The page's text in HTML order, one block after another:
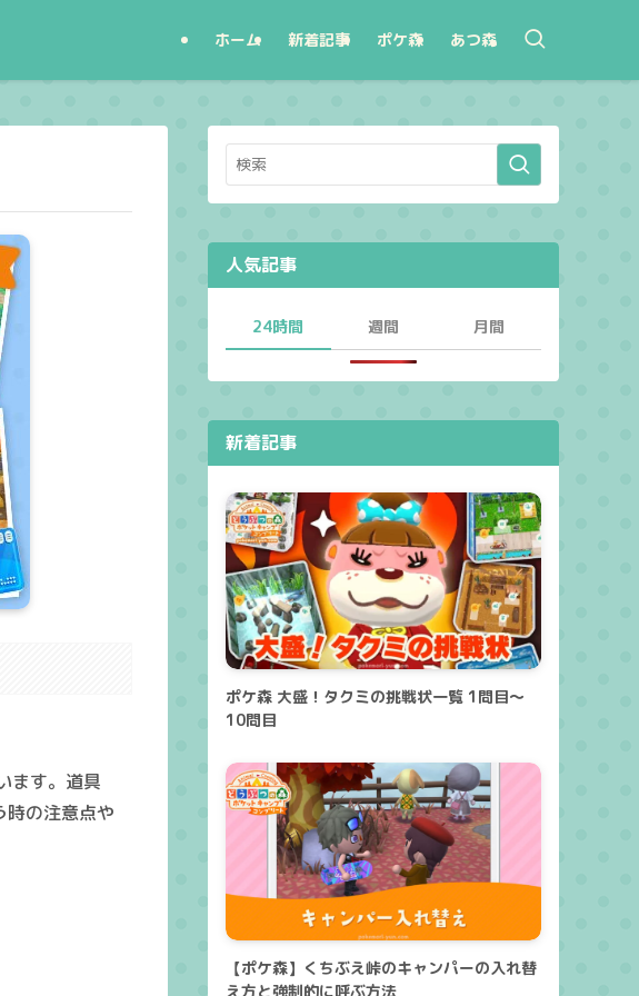
ホーム 新着記事 ポケ森 あつ森
ます。道具
時の注意点や
人気記事
24時間 週間 月間
新着記事
ポケ森 大盛！タクミの挑戦状一覧 1問目～
10問目
【ポケ森】くちぶえ峠のキャンパーの入れ替
え方と強制的に呼ぶ方法